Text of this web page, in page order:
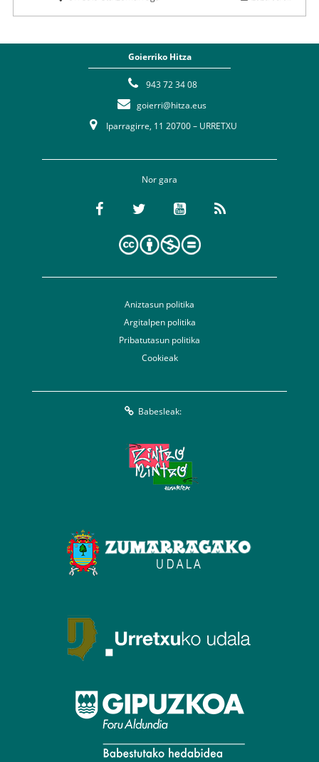
Goierriko Hitza
943 72 34 08
goierri@hitza.eus
Iparragirre, 11 20700 – URRETXU
Nor gara
Aniztasun politika
Argitalpen politika
Pribatutasun politika
Cookieak
Babesleak: